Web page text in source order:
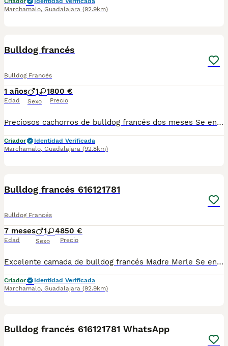
Marchamalo, Guadalajara (92.9km)
Bulldog francés
Bulldog Francés
1 años
Edad
1 1
Sexo
800 €
Precio
Preciosos cachorros de bulldog francés dos meses Se entregan con cartilla vacuna desparasitaciones correspondientes a su edad para más información escribir al whatsapp al 34 616 12 17 81
Criador
Identidad Verificada
Marchamalo, Guadalajara (92.8km)
Bulldog francés 616121781
Bulldog Francés
7 meses
Edad
1 4
Sexo
850 €
Precio
Excelente camada de bulldog francés Madre Merle Se entregan con cartilla pasaporte Desparasitaciones Vacunas a su edad Hay variedad de color Negra Blues Tricolor blue Sable Para más información escribe al whatsapp del 616121781 y envío vídeo de lo que tengo
Criador
Identidad Verificada
Marchamalo, Guadalajara (92.9km)
Bulldog francés 616121781 WhatsApp